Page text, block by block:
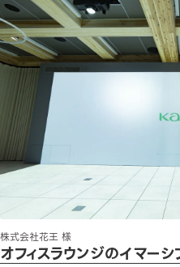
株式会社花王 様
オフィスラウンジのイマー